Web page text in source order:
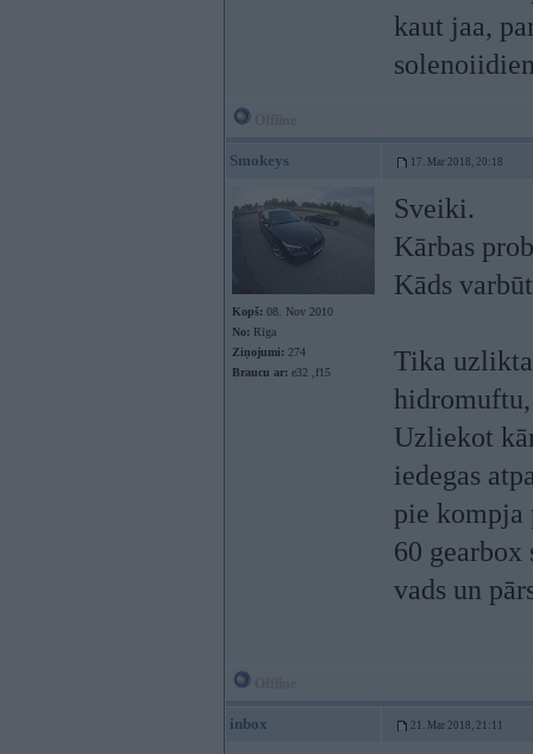
kaut jaa,
Smokeys 17. Mar 2018, 20:18
Kopš: 08. Nov 2010
No: Rīga
Ziņojumi: 274
Braucu ar: e32 ,f15
Sveiki.
Kārbas
Kāds
Tika
Uzliekot
iedegas
pie kompja
60 gearbox
vads un
inbox 21. Mar 2018, 21:11